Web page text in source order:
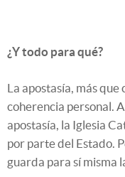
¿Y todo para qué?
La apostasía, más
coherencia personal.
apostasía, la Iglesia
por parte del Estado.
guarda para sí misma